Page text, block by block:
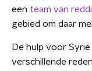
een team van
gebied om daar
De hulp voor
verschillende